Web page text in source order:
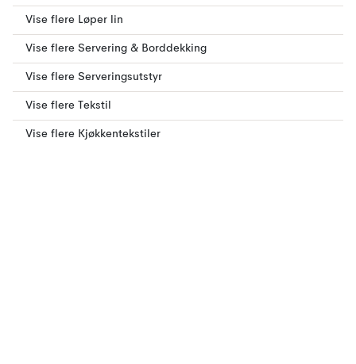
Vise flere Løper lin
Vise flere Servering & Borddekking
Vise flere Serveringsutstyr
Vise flere Tekstil
Vise flere Kjøkkentekstiler